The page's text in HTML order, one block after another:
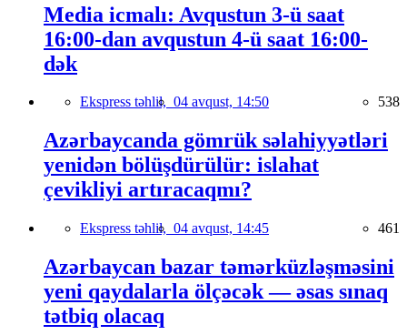
Media icmalı: Avqustun 3-ü saat
16:00-dan avqustun 4-ü saat 16:00-
dək
Ekspress təhlil, 04 avqust, 14:50 538
Azərbaycanda gömrük səlahiyyətləri
yenidən bölüşdürülür: islahat
çevikliyi artıracaqmı?
Ekspress təhlil, 04 avqust, 14:45 461
Azərbaycan bazar təmərküzləşməsini
yeni qaydalarla ölçəcək — əsas sınaq
tətbiq olacaq